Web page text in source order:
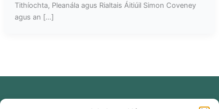
Tithíochta, Pleanála agus Rialtais Áitiúil Simon Coveney
agus an […]